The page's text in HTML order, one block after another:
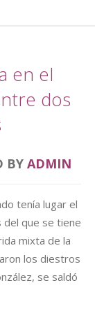
en el
dos
BY ADMIN
tenía lugar el
que se tiene
mixta de la
los diestros
se saldó